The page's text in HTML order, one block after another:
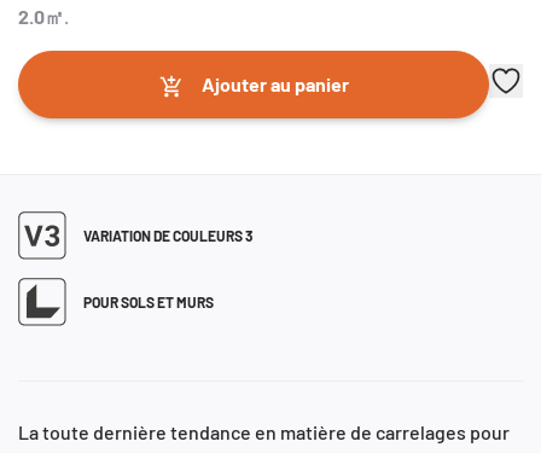
2.0㎡.
Ajouter au panier
VARIATION DE COULEURS 3
POUR SOLS ET MURS
La toute dernière tendance en matière de carrelages pour